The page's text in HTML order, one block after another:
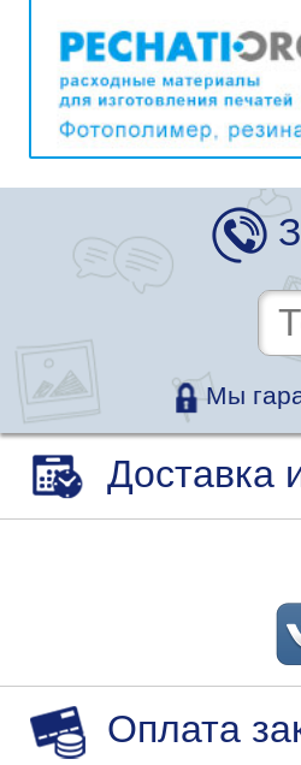
Мы
Доставка
Оплата